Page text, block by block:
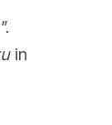
.
in